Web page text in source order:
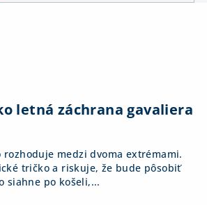
letná záchrana gavaliera
rozhoduje medzi dvoma extrémami.
tričko a riskuje, že bude pôsobiť
siahne po košeli,...